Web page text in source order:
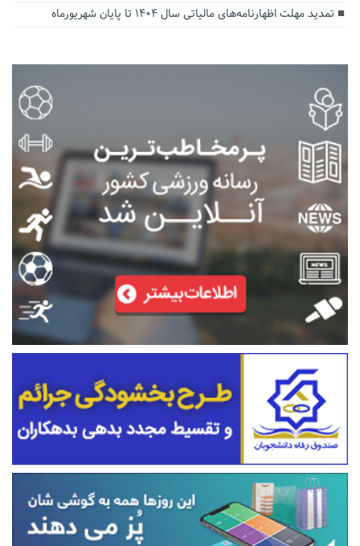
تمدید مهلت اظهارنامه‌های مالیاتی سال ۱۴۰۴ تا پایان شهریورماه